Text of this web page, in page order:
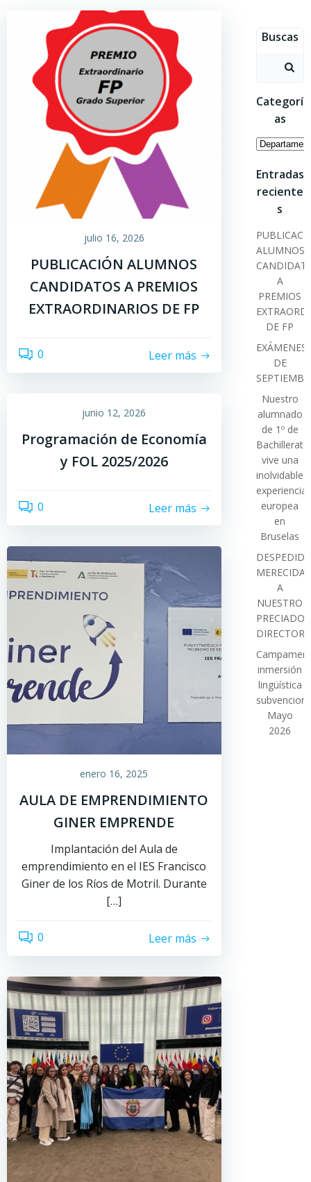
al
contenido
julio 16, 2026
PUBLICACIÓN ALUMNOS
CANDIDATOS A PREMIOS
EXTRAORDINARIOS DE FP
0 Leer más
junio 12, 2026
Programación de Economía
y FOL 2025/2026
0 Leer más
enero 16, 2025
AULA DE EMPRENDIMIENTO
GINER EMPRENDE
Implantación del Aula de
emprendimiento en el IES Francisco
Giner de los Ríos de Motril. Durante
[…]
0 Leer más
Buscas
Buscar:
Categorí
as
Entradas
reciente
s
ALUMNOS
A
PREMIOS
DE FP
EXÁMENES
DE
Nuestro
alumnado
de 1º de
Bachillerato
vive una
inolvidable
experiencia
europea
en
Bruselas
DESPEDIDA
MERECIDA
A
NUESTRO
PRECIADO
DIRECTOR
inmersión
lingüística
Mayo
2026